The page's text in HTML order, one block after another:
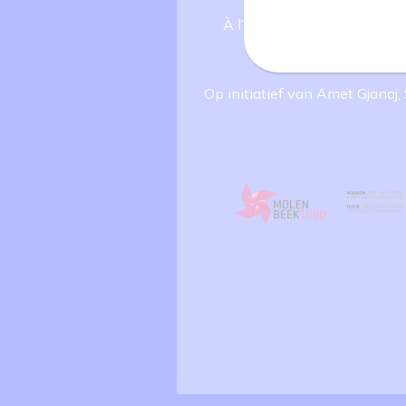
À l’initiative d’Amet
Op initiatief van Amet Gjanaj,